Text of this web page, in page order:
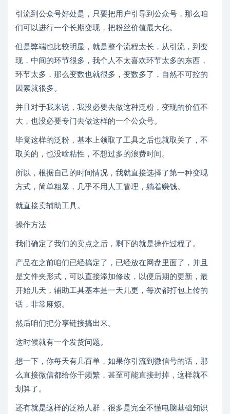
引流到公众号好处是，只要把用户引导到公众号，那么咱
们可以进行一个长期变现，把粉丝价值最大化。
但是弊端也比较明显，就是整个流程太长，从引流，到变
现，中间的环节很多，我个人不太喜欢环节太多的东西，
环节太多，那么变数也就很多，变数多了，自然不可控的
因素就很多。
并且对于我来说，我没必要去做这种泛粉，变现的价值不
大，也没必要专门去做这样的一个公众号。
毕竟这样的泛粉，基本上领取了工具之后也就取关了，不
取关的，也没啥粘性，不想过多的浪费时间。
所以，根据自己的时间情况，我就直接选择了第一种变现
方式，简单粗暴，几乎不用人工管理，躺着赚钱。
就直接卖辅助工具。
操作方法
我们确定了我们的卖点之后，剩下的就是操作过程了。
产品在之前咱们已经搞定了，已经放在网盘里面了，并且
是文件夹形式，可以直接添加修改，以便后期的更新，最
开始几天，辅助工具基本是一天几更，每次都打包上传的
话，非常麻烦。
然后咱们把分享链接搞出来。
这时候就有一个发货问题。
想一下，你每天有几百单，如果你引流到微信号的话，那
么直接微信都给你干频繁，甚至可能直接封掉，这样就不
划算了。
还有就是这样的泛粉人群，很多是完全不懂电脑基础知识